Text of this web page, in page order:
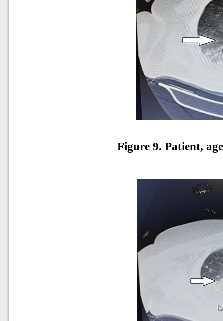
Figure 9. Patient,